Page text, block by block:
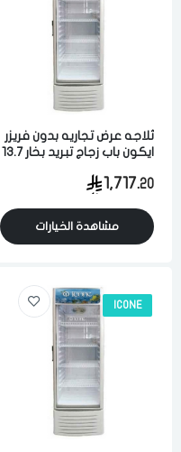
ثلاجه عرض تجاريه بدون فريزر
ايكون باب زجاج تبريد بخار 13.7
1,717.20
مشاهدة الخيارات
ICONE